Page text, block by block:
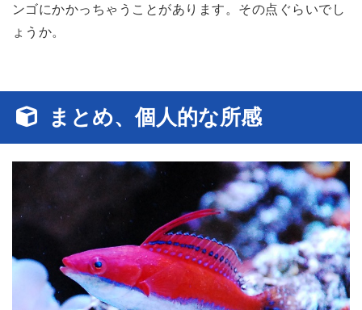
ンゴにかかっちゃうことがあります。その点ぐらいでし
ょうか。
まとめ、個人的な所感